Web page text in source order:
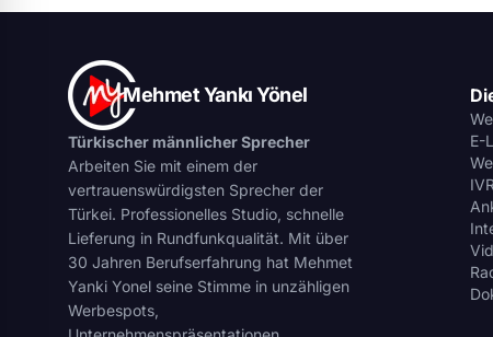
Mehmet Yankı Yönel
Türkischer männlicher Sprecher
Arbeiten Sie mit einem der
vertrauenswürdigsten Sprecher der
Türkei. Professionelles Studio, schnelle
Lieferung in Rundfunkqualität. Mit über
30 Jahren Berufserfahrung hat Mehmet
Yanki Yonel seine Stimme in unzähligen
Werbespots,
E-